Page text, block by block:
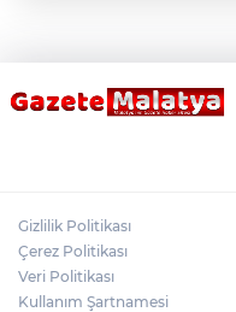
Gizlilik Politikası
Çerez Politikası
Veri Politikası
Kullanım Şartnamesi